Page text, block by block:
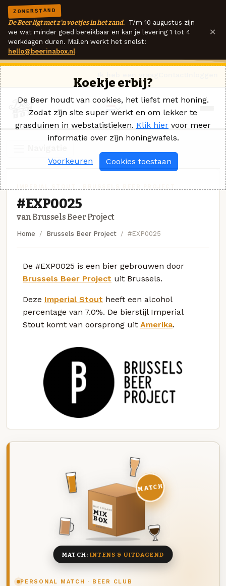
ZOMERSTAND
De Beer ligt met z'n voetjes in het zand. T/m 10 augustus zijn
we wat minder goed bereikbaar en kan je levering 1 tot 4
werkdagen duren. Mailen werkt het snelst:
hello@beerinabox.nl
×
#EXP0025
van Brussels Beer Project
Home Brussels Beer Project #EXP0025
De #EXP0025 is een bier gebrouwen door
Brussels Beer Project uit Brussels.
Deze Imperial Stout heeft een alcohol
percentage van 7.0%. De bierstijl Imperial
Stout komt van oorsprong uit Amerika.
PERSONAL MATCH · BEER CLUB
DEZE MAAND
MIX
BOX
8 BIEREN
MATCH
MATCH:INTENS & UITDAGEND
Koekje erbij?
De Beer houdt van cookies, het liefst met honing.
Zodat zijn site super werkt en om lekker te
grasduinen in webstatistieken. Klik hier voor meer
informatie over zijn honingwafels.
Voorkeuren Cookies toestaan